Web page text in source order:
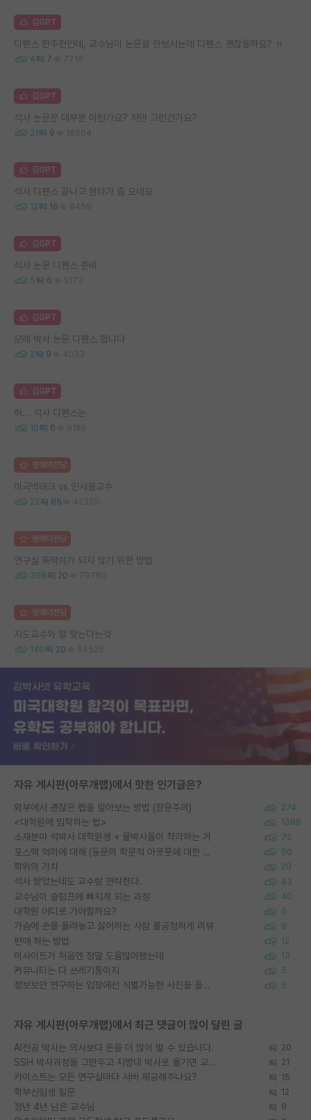
김GPT
디펜스 한주전인데, 교수님이 논문을 안보시는데 디펜스 괜찮을까요? ㅠ
4 7 7716
김GPT
석사 논문은 대부분 이런가요? 저만 그런건가요?
21 9 18604
김GPT
석사 디펜스 끝나고 현타가 좀 오네요
12 16 8459
김GPT
석사 논문 디펜스 준비
5 6 5173
김GPT
모레 박사 논문 디펜스 합니다
2 9 4033
김GPT
하... 석사 디펜스는
10 6 9185
명예의전당
미국빅테크 vs 인서울교수
22 85 42320
명예의전당
연구실 뚝딱이가 되지 않기 위한 방법
398 20 79780
명예의전당
지도교수와 잘 맞는다는것
140 20 64525
자유 게시판(아무개랩)에서 핫한 인기글은?
외부에서 괜찮은 랩을 알아보는 방법 (장문주의) 274
<대학원에 입학하는 법> 1388
소재분야 석박사 대학원생 + 물박사들이 착각하는 거 72
포스텍 억까에 대해 (동문의 학문적 아웃풋에 대한 반박) 50
학위의 가치 20
석사 받았는데도 교수랑 연락한다. 43
교수님이 슬럼프에 빠지게 되는 과정 40
대학원 어디로 가야할까요? 5
가슴에 손을 올려놓고 싫어하는 사람 불공정하게 리뷰 9
편애 하는 방법 12
이사이트가 처음엔 정말 도움많이됐는데 13
커뮤니티는 다 쓰레기통이지 5
정보보안 연구하는 입장에선 식별가능한 사진을 올리는건 비추이긴함 5
자유 게시판(아무개랩)에서 최근 댓글이 많이 달린 글
AI전공 박사는 의사보다 돈을 더 많이 벌 수 있습니다. 20
SSH 박사과정을 그만두고 지방대 박사로 옮기면 교수의 꿈은 끝일까요? 21
카이스트는 모든 연구실마다 서버 제공해주나요? 15
학부신입생 질문 12
정년 4년 남은 교수님 9